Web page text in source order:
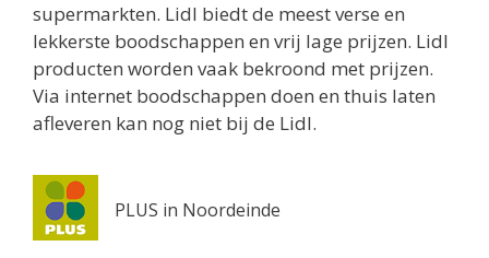
supermarkten. Lidl biedt de meest verse en
lekkerste boodschappen en vrij lage prijzen. Lidl
producten worden vaak bekroond met prijzen.
Via internet boodschappen doen en thuis laten
afleveren kan nog niet bij de Lidl.
PLUS in Noordeinde